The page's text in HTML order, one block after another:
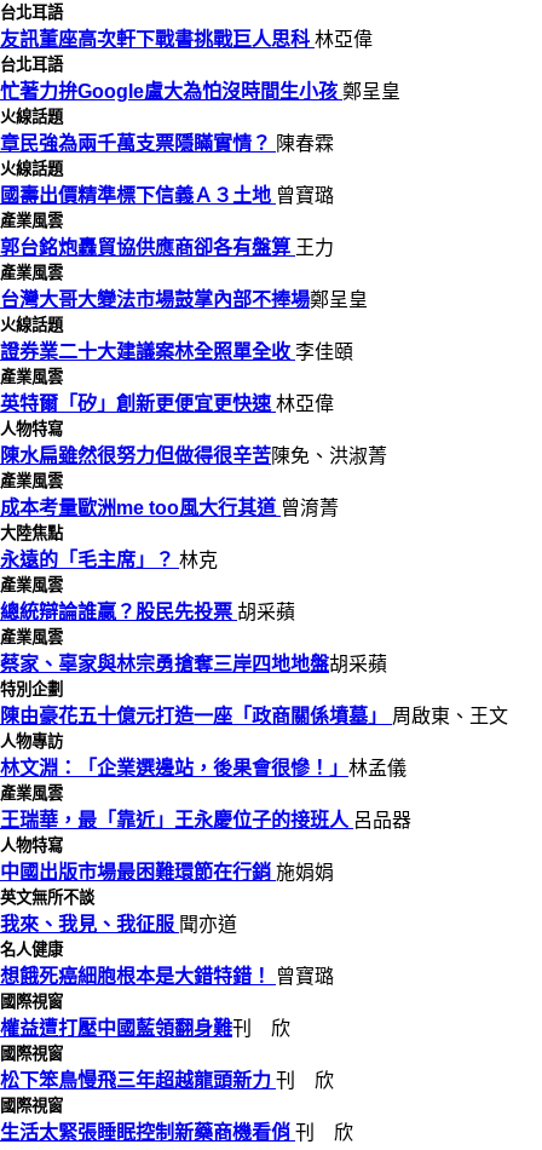
台北耳語
友訊董座高次軒下戰書挑戰巨人思科 林亞偉
台北耳語
忙著力拚Google盧大為怕沒時間生小孩 鄭呈皇
火線話題
章民強為兩千萬支票隱瞞實情？ 陳春霖
火線話題
國壽出價精準標下信義Ａ３土地 曾寶璐
產業風雲
郭台銘炮轟貿協供應商卻各有盤算 王力
產業風雲
台灣大哥大變法市場鼓掌內部不捧場鄭呈皇
火線話題
證券業二十大建議案林全照單全收 李佳頤
產業風雲
英特爾「矽」創新更便宜更快速 林亞偉
人物特寫
陳水扁雖然很努力但做得很辛苦陳免、洪淑菁
產業風雲
成本考量歐洲me too風大行其道 曾淯菁
大陸焦點
永遠的「毛主席」？ 林克
產業風雲
總統辯論誰贏？股民先投票 胡采蘋
產業風雲
蔡家、辜家與林宗勇搶奪三岸四地地盤胡采蘋
特別企劃
陳由豪花五十億元打造一座「政商關係墳墓」 周啟東、王文
人物專訪
林文淵：「企業選邊站，後果會很慘！」 林孟儀
產業風雲
王瑞華，最「靠近」王永慶位子的接班人 呂品器
人物特寫
中國出版市場最困難環節在行銷 施娟娟
英文無所不談
我來、我見、我征服 聞亦道
名人健康
想餓死癌細胞根本是大錯特錯！ 曾寶璐
國際視窗
權益遭打壓中國藍領翻身難刊 欣
國際視窗
松下笨鳥慢飛三年超越龍頭新力 刊 欣
國際視窗
生活太緊張睡眠控制新藥商機看俏 刊 欣